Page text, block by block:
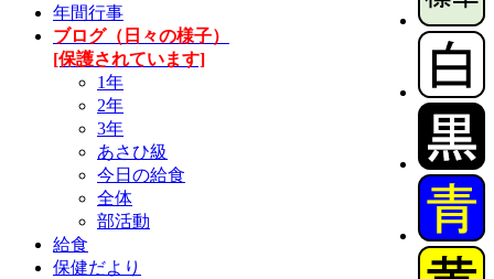
年間行事
ブログ（日々の様子）
[保護されています]
1年
2年
3年
あさひ級
今日の給食
全体
部活動
給食
保健だより